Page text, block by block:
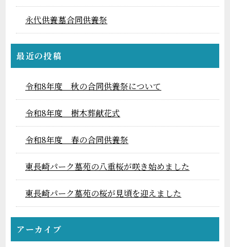
永代供養墓合同供養祭
最近の投稿
令和8年度 秋の合同供養祭について
令和8年度 樹木葬献花式
令和8年度 春の合同供養祭
東長崎パーク墓苑の八重桜が咲き始めました
東長崎パーク墓苑の桜が見頃を迎えました
アーカイブ